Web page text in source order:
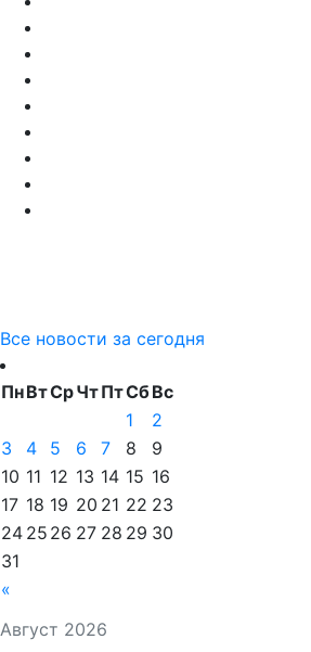
Все новости за сегодня
Август 2026
ПнВтСрЧтПтСбВс
«
1
2
3
4 5 6 7 8
9
10 11 12 13 14 15 16
17 18 19 20 21 22 23
24 25 26 27 28 29 30
31